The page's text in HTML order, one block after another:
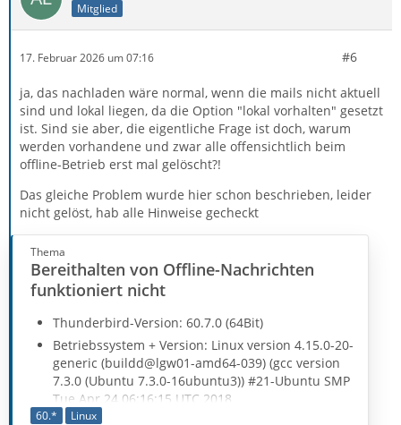
Mitglied
17. Februar 2026 um 07:16 #6
ja, das nachladen wäre normal, wenn die mails nicht aktuell
sind und lokal liegen, da die Option "lokal vorhalten" gesetzt
ist. Sind sie aber, die eigentliche Frage ist doch, warum
werden vorhandene und zwar alle offensichtlich beim
offline-Betrieb erst mal gelöscht?!
Das gleiche Problem wurde hier schon beschrieben, leider
nicht gelöst, hab alle Hinweise gecheckt
Thema
Bereithalten von Offline-Nachrichten
funktioniert nicht
Thunderbird-Version: 60.7.0 (64Bit)
Betriebssystem + Version: Linux version 4.15.0-20-
generic (buildd@lgw01-amd64-039) (gcc version
7.3.0 (Ubuntu 7.3.0-16ubuntu3)) #21-Ubuntu SMP
Tue Apr 24 06:16:15 UTC 2018
60.* Linux